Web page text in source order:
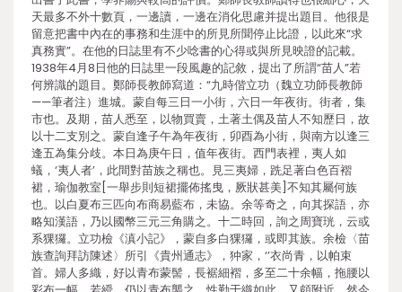
天最多不外十數頁，一邊讀，一邊在消化思慮并提出題目。他很是
留意把書中內在的事務和生涯中的所見所聞停止比證，以此來“求
真務實”。在他的日誌里有不少唸書的心得或與所見映證的記載。
1938年4月8日他的日誌里一段風趣的記敘，提出了所謂“苗人”若
何辨識的題目。鄭師長教師寫道：“九時偕立功（魏立功師長教師
——筆者注）進城。蒙自每三日一小街，六日一年夜街。街者，集
市也。及期，苗人悉至，以物買賣，土著土偶及苗人不知歷日，故
以十二支別之。蒙自逢子午為年夜街，卯酉為小街，與南方以逢三
逢五為集分歧。本日為庚午日，值年夜街。西門表裡，夷人如
蟻，‘夷人者’，此間對苗族之稱也。見三夷婦，跣足著白色百褶
裙，瑜伽教室[一舉步則短裙擺佈搖曳，厥狀甚美]不知其屬何族
也。以白夏布三匹向布商易藍布，未協。余等奇之，向其探語，亦
略知漢語，乃以國幣三元三角購之。十二時回，詢之周寶珖，云或
系猓玀。立功檢《滇小記》，蒙自多白猓玀，或即其族。余檢〈苗
族查詢拜訪陳述〉所引《貴州通志》，狆家，‘’衣尚青，以帕束
首。婦人多織，好以青布蒙髻，長裾細褶，多至二十余幅，拖腰以